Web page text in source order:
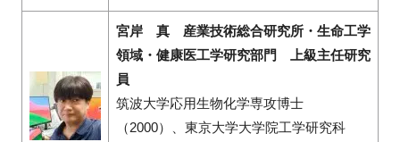
宮岸 真 産業技術総合研究所・生命工学
領域・健康医工学研究部門 上級主任研究
員
筑波大学応用生物化学専攻博士
（2000）、東京大学大学院工学研究科